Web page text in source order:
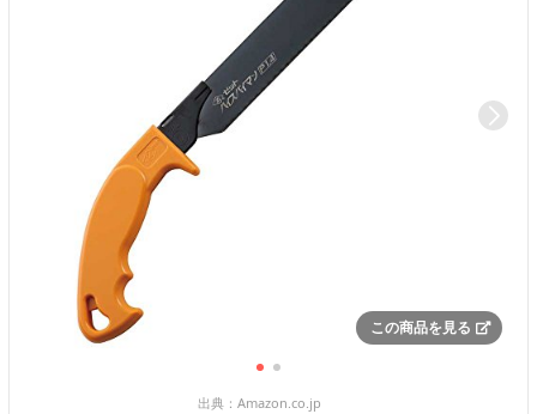
この商品を見る
出典： Amazon.co.jp